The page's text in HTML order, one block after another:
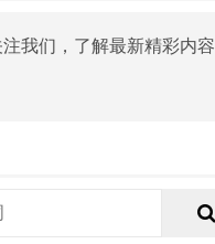
我们，了解最新精彩内容